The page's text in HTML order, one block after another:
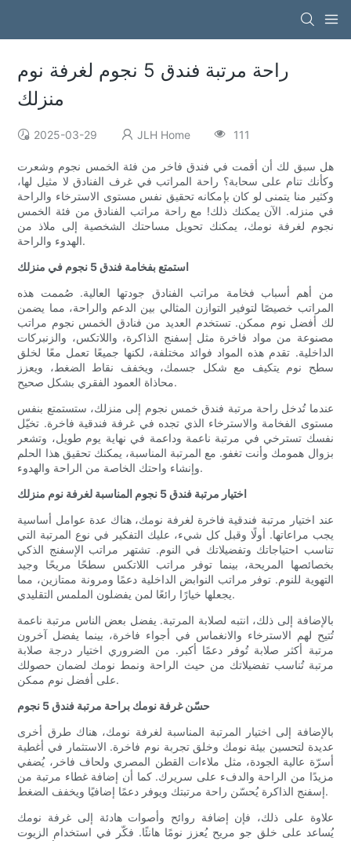
راحة مرتبة فندق 5 نجوم لغرفة نوم
منزلك
2025-03-29 JLH Home 111
هل سبق لك أن أقمت في فندق فاخر من فئة الخمس نجوم وشعرت
وكأنك تنام على سحابة؟ راحة المراتب في غرف الفنادق لا مثيل لها،
وكثير منا يتمنى لو كان بإمكانه تحقيق نفس مستوى الاسترخاء والراحة
في منزله. الآن يمكنك ذلك! مع راحة مراتب الفنادق من فئة الخمس
نجوم لغرفة نومك، يمكنك تحويل مساحتك الشخصية إلى ملاذ من
الهدوء والراحة.
استمتع بفخامة فندق 5 نجوم في منزلك
من أهم أسباب فخامة مراتب الفنادق جودتها العالية. صُممت هذه
المراتب خصيصًا لتوفير التوازن المثالي بين الدعم والراحة، مما يضمن
لك أفضل نوم ممكن. تستخدم العديد من فنادق الخمس نجوم مراتب
مصنوعة من مواد فاخرة مثل إسفنج الذاكرة، واللاتكس، والزنبركات
الداخلية. تقدم هذه المواد فوائد مختلفة، لكنها جميعًا تعمل معًا لخلق
سطح نوم يتكيف مع شكل جسمك، ويخفف نقاط الضغط، ويعزز
محاذاة العمود الفقري بشكل صحيح.
عندما تُدخل راحة مرتبة فندق خمس نجوم إلى منزلك، ستستمتع بنفس
مستوى الفخامة والاسترخاء الذي تجده في غرفة فندقية فاخرة. تخيّل
نفسك تسترخي في مرتبة ناعمة وداعمة في نهاية يوم طويل، وتشعر
بزوال همومك وأنت تغفو. مع المرتبة المناسبة، يمكنك تحقيق هذا الحلم
وإنشاء واحتك الخاصة من الراحة والهدوء.
اختيار مرتبة فندق 5 نجوم المناسبة لغرفة نوم منزلك
عند اختيار مرتبة فندقية فاخرة لغرفة نومك، هناك عدة عوامل أساسية
يجب مراعاتها. أولًا وقبل كل شيء، عليك التفكير في نوع المرتبة التي
تناسب احتياجاتك وتفضيلاتك في النوم. تشتهر مراتب الإسفنج الذكي
بخصائصها المريحة، بينما توفر مراتب اللاتكس سطحًا مريحًا وجيد
التهوية للنوم. توفر مراتب النوابض الداخلية دعمًا ومرونة ممتازين، مما
يجعلها خيارًا رائعًا لمن يفضلون الملمس التقليدي.
بالإضافة إلى ذلك، انتبه لصلابة المرتبة. يفضل بعض الناس مرتبة ناعمة
تُتيح لهم الاسترخاء والانغماس في أجواء فاخرة، بينما يفضل آخرون
مرتبة أكثر صلابة تُوفر دعمًا أكبر. من الضروري اختيار درجة صلابة
مرتبة تُناسب تفضيلاتك من حيث الراحة ونمط نومك لضمان حصولك
على أفضل نوم ممكن.
حسّن غرفة نومك براحة مرتبة فندق 5 نجوم
بالإضافة إلى اختيار المرتبة المناسبة لغرفة نومك، هناك طرق أخرى
عديدة لتحسين بيئة نومك وخلق تجربة نوم فاخرة. الاستثمار في أغطية
أسرّة عالية الجودة، مثل ملاءات القطن المصري ولحاف فاخر، يُضفي
مزيدًا من الراحة والدفء على سريرك. كما أن إضافة غطاء مرتبة من
إسفنج الذاكرة يُحسّن راحة مرتبتك ويوفر دعمًا إضافيًا ويخفف الضغط.
علاوة على ذلك، فإن إضافة روائح وأصوات هادئة إلى غرفة نومك
يُساعد على خلق جو مريح يُعزز نومًا هانئًا. فكّر في استخدام الزيوت